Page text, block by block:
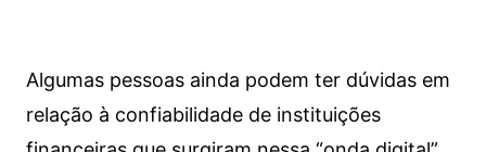
Algumas pessoas ainda podem ter dúvidas em
relação à confiabilidade de instituições